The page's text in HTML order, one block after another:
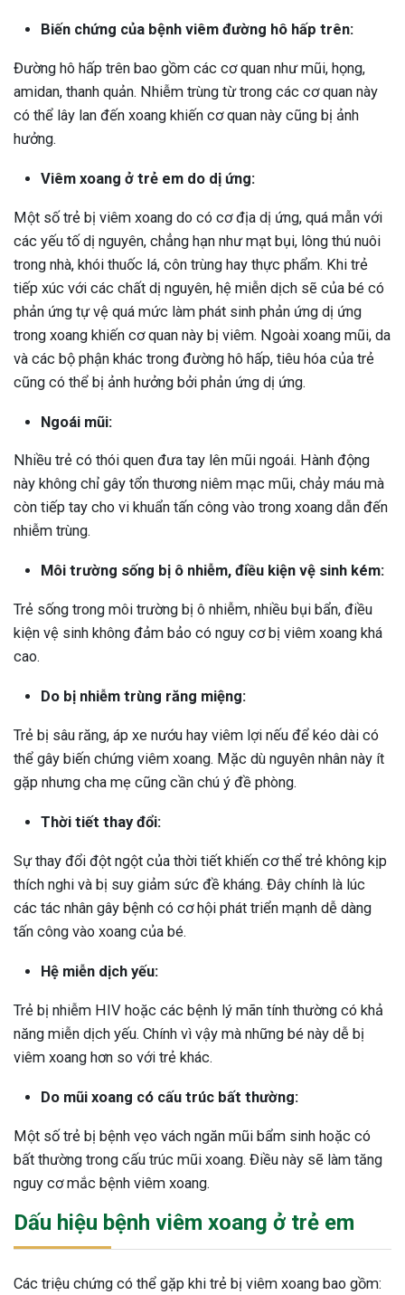
Biến chứng của bệnh viêm đường hô hấp trên:
Đường hô hấp trên bao gồm các cơ quan như mũi, họng,
amidan, thanh quản. Nhiễm trùng từ trong các cơ quan này
có thể lây lan đến xoang khiến cơ quan này cũng bị ảnh
hưởng.
Viêm xoang ở trẻ em do dị ứng:
Một số trẻ bị viêm xoang do có cơ địa dị ứng, quá mẫn với
các yếu tố dị nguyên, chẳng hạn như mạt bụi, lông thú nuôi
trong nhà, khói thuốc lá, côn trùng hay thực phẩm. Khi trẻ
tiếp xúc với các chất dị nguyên, hệ miễn dịch sẽ của bé có
phản ứng tự vệ quá mức làm phát sinh phản ứng dị ứng
trong xoang khiến cơ quan này bị viêm. Ngoài xoang mũi, da
và các bộ phận khác trong đường hô hấp, tiêu hóa của trẻ
cũng có thể bị ảnh hưởng bởi phản ứng dị ứng.
Ngoái mũi:
Nhiều trẻ có thói quen đưa tay lên mũi ngoái. Hành động
này không chỉ gây tổn thương niêm mạc mũi, chảy máu mà
còn tiếp tay cho vi khuẩn tấn công vào trong xoang dẫn đến
nhiễm trùng.
Môi trường sống bị ô nhiễm, điều kiện vệ sinh kém:
Trẻ sống trong môi trường bị ô nhiễm, nhiều bụi bẩn, điều
kiện vệ sinh không đảm bảo có nguy cơ bị viêm xoang khá
cao.
Do bị nhiễm trùng răng miệng:
Trẻ bị sâu răng, áp xe nướu hay viêm lợi nếu để kéo dài có
thể gây biến chứng viêm xoang. Mặc dù nguyên nhân này ít
gặp nhưng cha mẹ cũng cần chú ý đề phòng.
Thời tiết thay đổi:
Sự thay đổi đột ngột của thời tiết khiến cơ thể trẻ không kịp
thích nghi và bị suy giảm sức đề kháng. Đây chính là lúc
các tác nhân gây bệnh có cơ hội phát triển mạnh dễ dàng
tấn công vào xoang của bé.
Hệ miễn dịch yếu:
Trẻ bị nhiễm HIV hoặc các bệnh lý mãn tính thường có khả
năng miễn dịch yếu. Chính vì vậy mà những bé này dễ bị
viêm xoang hơn so với trẻ khác.
Do mũi xoang có cấu trúc bất thường:
Một số trẻ bị bệnh vẹo vách ngăn mũi bẩm sinh hoặc có
bất thường trong cấu trúc mũi xoang. Điều này sẽ làm tăng
nguy cơ mắc bệnh viêm xoang.
Dấu hiệu bệnh viêm xoang ở trẻ em
Các triệu chứng có thể gặp khi trẻ bị viêm xoang bao gồm: